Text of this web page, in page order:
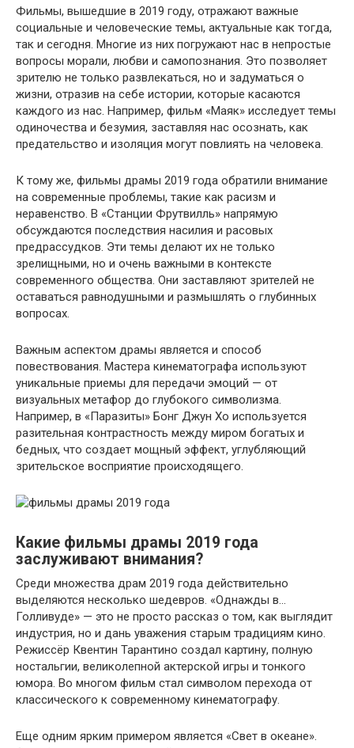
Фильмы, вышедшие в 2019 году, отражают важные
социальные и человеческие темы, актуальные как тогда,
так и сегодня. Многие из них погружают нас в непростые
вопросы морали, любви и самопознания. Это позволяет
зрителю не только развлекаться, но и задуматься о
жизни, отразив на себе истории, которые касаются
каждого из нас. Например, фильм «Маяк» исследует темы
одиночества и безумия, заставляя нас осознать, как
предательство и изоляция могут повлиять на человека.
К тому же, фильмы драмы 2019 года обратили внимание
на современные проблемы, такие как расизм и
неравенство. В «Станции Фрутвилль» напрямую
обсуждаются последствия насилия и расовых
предрассудков. Эти темы делают их не только
зрелищными, но и очень важными в контексте
современного общества. Они заставляют зрителей не
оставаться равнодушными и размышлять о глубинных
вопросах.
Важным аспектом драмы является и способ
повествования. Мастера кинематографа используют
уникальные приемы для передачи эмоций — от
визуальных метафор до глубокого символизма.
Например, в «Паразиты» Бонг Джун Хо используется
разительная контрастность между миром богатых и
бедных, что создает мощный эффект, углубляющий
зрительское восприятие происходящего.
Какие фильмы драмы 2019 года
заслуживают внимания?
Среди множества драм 2019 года действительно
выделяются несколько шедевров. «Однажды в…
Голливуде» — это не просто рассказ о том, как выглядит
индустрия, но и дань уважения старым традициям кино.
Режиссёр Квентин Тарантино создал картину, полную
ностальгии, великолепной актерской игры и тонкого
юмора. Во многом фильм стал символом перехода от
классического к современному кинематографу.
Еще одним ярким примером является «Свет в океане».